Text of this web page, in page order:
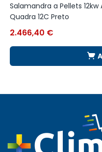
Salamandra a Pellets
Quadra 12C Preto
2.466,40 €